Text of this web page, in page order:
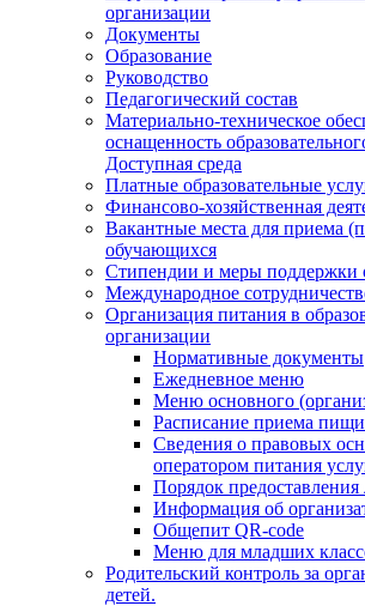
организации
Документы
Образование
Руководство
Педагогический состав
Материально-техническое
оснащенность
Доступная среда
Платные образовательные
Финансово-хозяйственная
Вакантные места для приема
обучающихся
Стипендии и меры поддержки
Международное
Организация питания в
организации
Нормативные документы
Ежедневное меню
Меню основного
Расписание приема
Сведения о правовых
оператором питания
Порядок предоставления
Информация об
Общепит QR-code
Меню для младших
Родительский контроль за
детей.